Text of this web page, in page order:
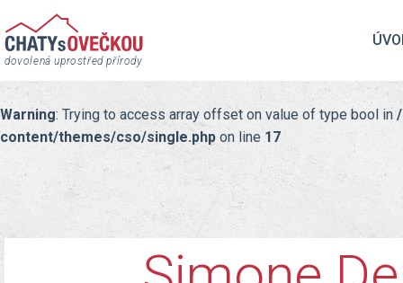
dovolená uprostřed přírody
Warning: Trying to access array offset on value of type bool in
content/themes/cso/single.php on line 17